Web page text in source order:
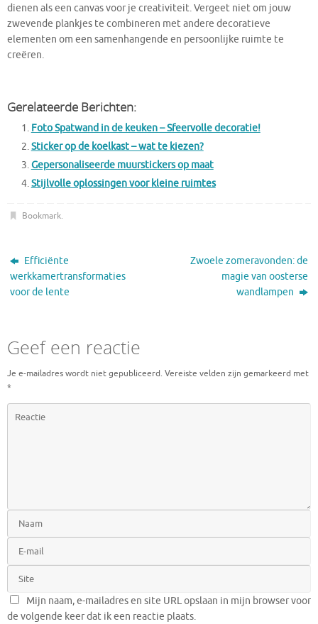
dienen als een canvas voor je creativiteit. Vergeet niet om jouw
zwevende plankjes te combineren met andere decoratieve
elementen om een samenhangende en persoonlijke ruimte te
creëren.
Gerelateerde Berichten:
Foto Spatwand in de keuken – Sfeervolle decoratie!
Sticker op de koelkast – wat te kiezen?
Gepersonaliseerde muurstickers op maat
Stijlvolle oplossingen voor kleine ruimtes
Bookmark.
Efficiënte
werkkamertransformaties
voor de lente
Zwoele zomeravonden: de
magie van oosterse
wandlampen
Geef een reactie
Je e-mailadres wordt niet gepubliceerd. Vereiste velden zijn gemarkeerd met
*
Mijn naam, e-mailadres en site URL opslaan in mijn browser voor
de volgende keer dat ik een reactie plaats.